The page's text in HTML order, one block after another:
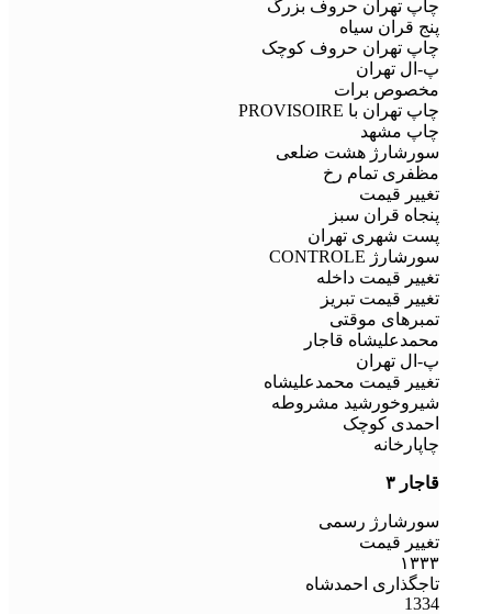
چاپ تهران حروف بزرگ
پنج قران سیاه
چاپ تهران حروف کوچک
پ-ال تهران
مخصوص برات
چاپ تهران با PROVISOIRE
چاپ مشهد
سورشارژ هشت ضلعی
مظفری تمام رخ
تغییر قیمت
پنجاه قران سبز
پست شهری تهران
سورشارژ CONTROLE
تغییر قیمت داخله
تغییر قیمت تبریز
تمبرهای موقتی
محمدعلیشاه قاجار
پ-ال تهران
تغییر قیمت محمدعلیشاه
شیروخورشید مشروطه
احمدی کوچک
چاپارخانه
قاجار ۳
سورشارژ رسمی
تغییر قیمت
۱۳۳۳
تاجگذاری احمدشاه
1334